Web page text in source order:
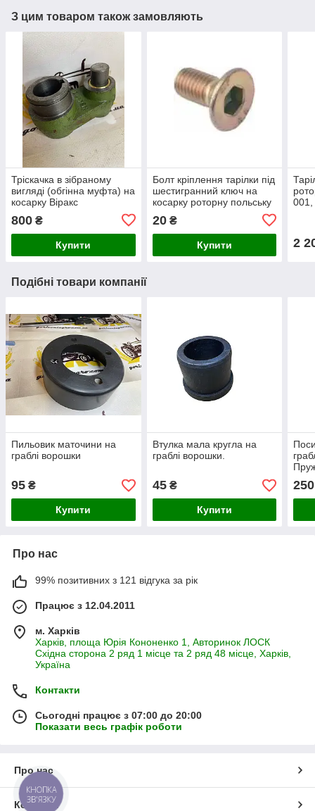
З цим товаром також замовляють
Тріскачка в зібраному
вигляді (обгінна муфта) на
косарку Віракс
800 ₴
Купити
Болт кріплення тарілки під
шестигранний ключ на
косарку роторну польську
20₴
Купити 2
Подібні товари компанії
Пильовик маточини на
граблі ворошки
95 ₴
Купити
Втулка мала кругла на
граблі ворошки.
45₴
Купити
250
Про нас
99% позитивних з 121 відгука за рік
Працює з 12.04.2011
м. Харків
Харків, площа Юрія Кононенко 1, Авторинок ЛОСК
Східна сторона 2 ряд 1 місце та 2 ряд 48 місце, Харків,
Україна
Контакти
Сьогодні працює з 07:00 до 20:00
Показати весь графік роботи
Про нас
Контакти
КНОПКА
ЗВ'ЯЗКУ